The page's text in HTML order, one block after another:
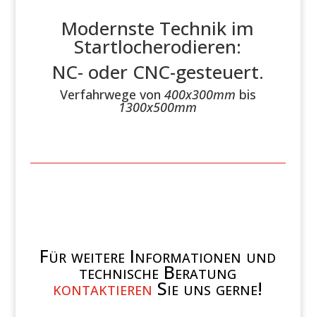
Modernste Technik im
Startlocherodieren:
NC- oder CNC-gesteuert.
Verfahrwege von 400x300mm bis
1300x500mm
Für weitere Informationen und
technische Beratung
kontaktieren Sie uns gerne!